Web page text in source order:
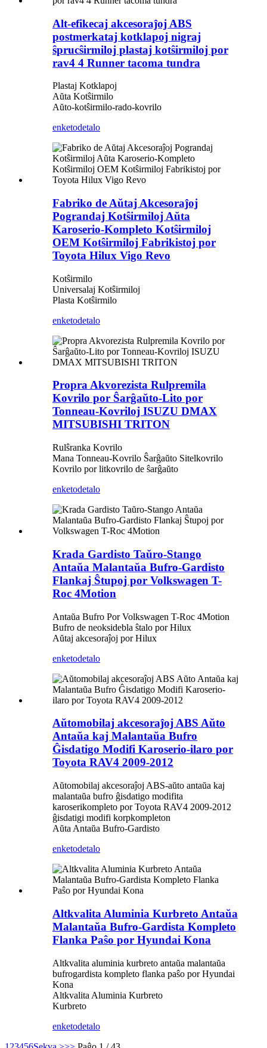
Alt-efikecaj akcesoraĵoj ABS
postmerkataj kotklapoj nigraj
ŝprucŝirmiloj plastaj kotŝirmiloj por
rav4 4 Runner tacoma tundra
Plastaj Kotklapoj
Aŭta Kotŝirmilo
Aŭto-kotŝirmilo-rado-kovrilo
enketodetalo
Fabriko de Aŭtaj ​​Akcesoraĵoj
Pograndaj Kotŝirmiloj Aŭta
Karoserio-Kompleto Kotŝirmiloj
OEM Kotŝirmiloj Fabrikistoj por
Toyota Hilux Vigo Revo
Kotŝirmilo
Universalaj Kotŝirmiloj
Plasta Kotŝirmilo
enketodetalo
Propra Akvorezista Rulpremila
Kovrilo por Ŝarĝaŭto-Lito por
Tonneau-Kovriloj ISUZU DMAX
MITSUBISHI TRITON
Rulŝranka Kovrilo
Mana Tonneau-Kovrilo Ŝarĝaŭto Sitelkovrilo
Kovrilo por litkovrilo de ŝarĝaŭto
enketodetalo
Krada Gardisto Taŭro-Stango
Antaŭa Malantaŭa Bufro-Gardisto
Flankaj Ŝtupoj por Volkswagen T-
Roc 4Motion
Antaŭa Bufro Por Volkswagen T-Roc 4Motion
Bufro de neoksidebla ŝtalo por Hilux
Aŭtaj ​​akcesoraĵoj por Hilux
enketodetalo
Aŭtomobilaj akcesoraĵoj ABS Aŭto
Antaŭa kaj Malantaŭa Bufro
Ĝisdatigo Modifi Karoserio-ilaro por
Toyota RAV4 2009-2012
Aŭtomobilaj akcesoraĵoj ABS-aŭto antaŭa kaj
malantaŭa bufro ĝisdatigo modifita
karoserikompleto por Toyota RAV4 2009-2012
ĝisdatigi modifi korpkompleton
Aŭta Antaŭa Bufro-Gardisto
enketodetalo
Altkvalita Aluminia Kurbreto Antaŭa
Malantaŭa Bufro-Gardista Kompleto
Flanka Paŝo por Hyundai Kona
Altkvalita aluminia kurbreto antaŭa malantaŭa
bufrogardista kompleto flanka paŝo por Hyundai
Kona
Altkvalita Aluminia Kurbreto
Kurbreto
enketodetalo